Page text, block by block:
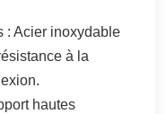
: Acier inoxydable
à la
hautes